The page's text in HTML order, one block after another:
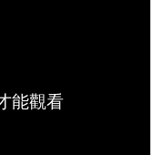
能觀看